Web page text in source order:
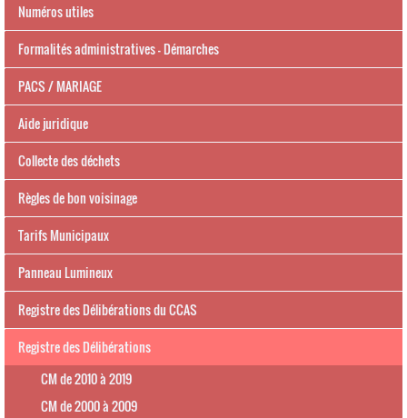
Numéros utiles
Formalités administratives - Démarches
PACS / MARIAGE
Aide juridique
Collecte des déchets
Règles de bon voisinage
Tarifs Municipaux
Panneau Lumineux
Registre des Délibérations du CCAS
Registre des Délibérations
CM de 2010 à 2019
CM de 2000 à 2009